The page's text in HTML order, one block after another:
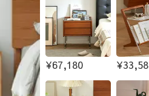
¥67,180